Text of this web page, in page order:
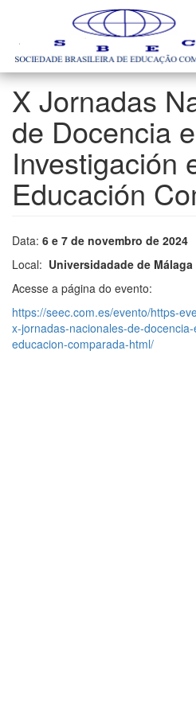
conteúdo
principal
X Jornadas
de Docencia e
Investigación
Educación
Data: 6 e 7 de novembro de 2024
Local: Universidadade de
Acesse a página do evento:
https://seec.com.es/evento/https-
x-jornadas-nacionales-de-
educacion-comparada-html/